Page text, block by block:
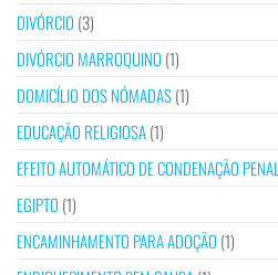
DIVÓRCIO (3)
DIVÓRCIO MARROQUINO (1)
DOMICÍLIO DOS NÓMADAS(1)
EDUCAÇÃO RELIGIOSA(1)
EFEITO AUTOMÁTICO DE CONDENAÇÃO PENAL
EGIPTO (1)
ENCAMINHAMENTO PARA ADOÇÃO (1)